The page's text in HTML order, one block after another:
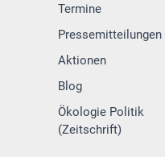
Termine
Pressemitteilungen
Aktionen
Blog
Ökologie Politik
(Zeitschrift)